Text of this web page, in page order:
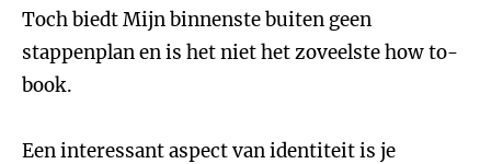
Toch biedt Mijn binnenste buiten geen
stappenplan en is het niet het zoveelste how to-
book.
Een interessant aspect van identiteit is je